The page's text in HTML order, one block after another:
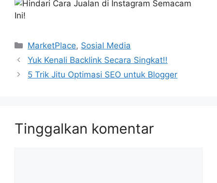
Kategori
MarketPlace, Sosial Media
Yuk Kenali Backlink Secara Singkat!!
5 Trik Jitu Optimasi SEO untuk Blogger
Tinggalkan komentar